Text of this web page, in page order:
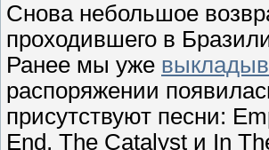
Снова небольшое
проходившего в
Ранее мы уже
распоряжении
присутствуют песни:
End, The Catalyst и In